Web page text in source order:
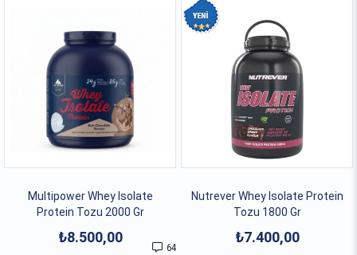
Multipower Whey Isolate
Protein Tozu 2000 Gr
64
₺8.500,00
Nutrever Whey Isolate Protein
Tozu 1800 Gr
₺7.400,00